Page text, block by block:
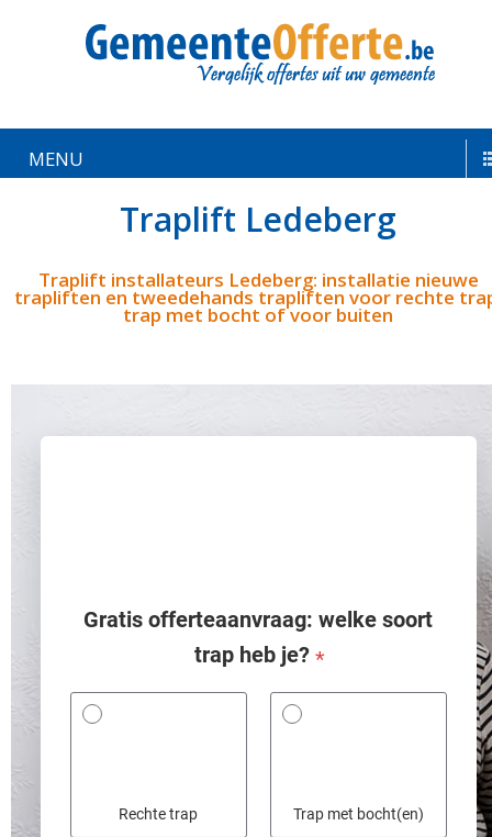
MENU
Traplift Ledeberg
Traplift installateurs Ledeberg: installatie nieuwe
trapliften en tweedehands trapliften voor rechte
trap met bocht of voor buiten